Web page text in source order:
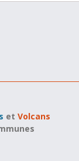
etVolcans